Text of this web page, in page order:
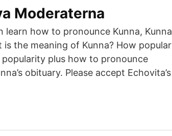
Moderaterna
learn how to pronounce Kunna, Kunna
the meaning of Kunna? How popular
plus how to pronounce
obituary. Please accept Echovita’s